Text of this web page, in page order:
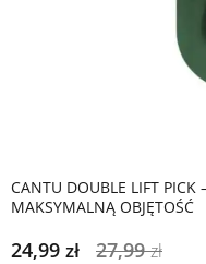
CANTU DOUBLE LIFT PICK
MAKSYMALNĄ OBJĘTOŚĆ
24,99 zł 27,99zł